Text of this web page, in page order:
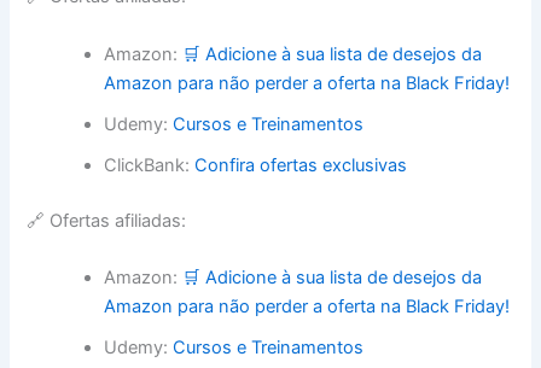
Amazon: 🛒 Adicione à sua lista de desejos da
Amazon para não perder a oferta na Black Friday!
Udemy:Cursos e Treinamentos
ClickBank:Confira ofertas exclusivas
🔗 Ofertas afiliadas:
Amazon: 🛒 Adicione à sua lista de desejos da
Amazon para não perder a oferta na Black Friday!
Udemy:Cursos e Treinamentos